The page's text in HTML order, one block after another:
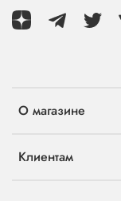
О магазине
Клиентам